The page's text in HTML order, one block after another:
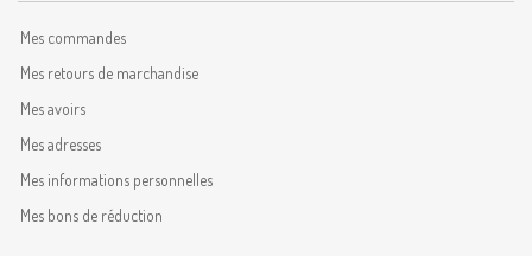
Mes commandes
Mes retours de marchandise
Mes avoirs
Mes adresses
Mes informations personnelles
Mes bons de réduction